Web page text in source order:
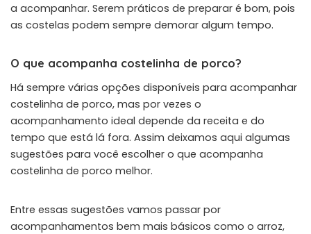
a acompanhar. Serem práticos de preparar é bom, pois
as costelas podem sempre demorar algum tempo.
O que acompanha costelinha de porco?
Há sempre várias opções disponíveis para acompanhar
costelinha de porco, mas por vezes o
acompanhamento ideal depende da receita e do
tempo que está lá fora. Assim deixamos aqui algumas
sugestões para você escolher o que acompanha
costelinha de porco melhor.
Entre essas sugestões vamos passar por
acompanhamentos bem mais básicos como o arroz,